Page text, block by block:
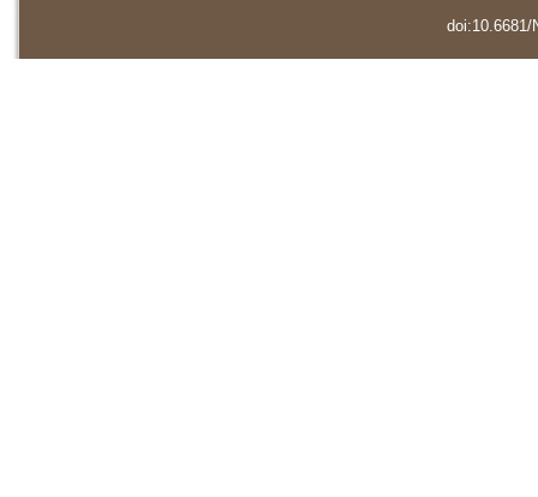
doi:10.6681/